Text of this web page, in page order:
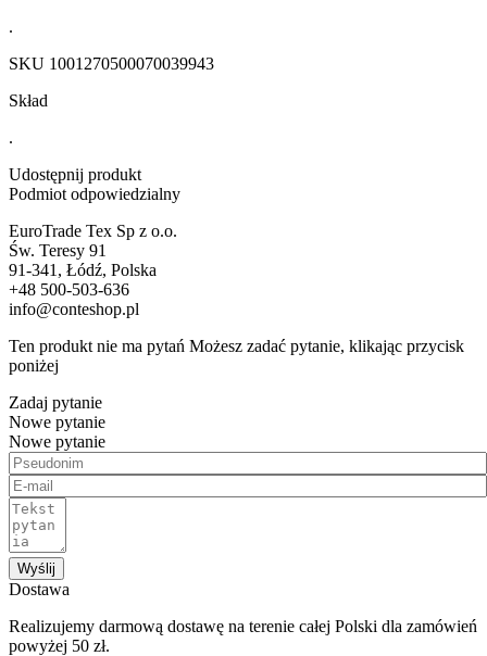
.
SKU 1001270500070039943
Skład
.
Udostępnij produkt
Podmiot odpowiedzialny
EuroTrade Tex Sp z o.o.
Św. Teresy 91
91-341, Łódź, Polska
+48 500-503-636
info@conteshop.pl
Ten produkt nie ma pytań Możesz zadać pytanie, klikając przycisk
poniżej
Zadaj pytanie
Nowe pytanie
Nowe pytanie
Wyślij
Dostawa
Realizujemy darmową dostawę na terenie całej Polski dla zamówień
powyżej 50 zł.